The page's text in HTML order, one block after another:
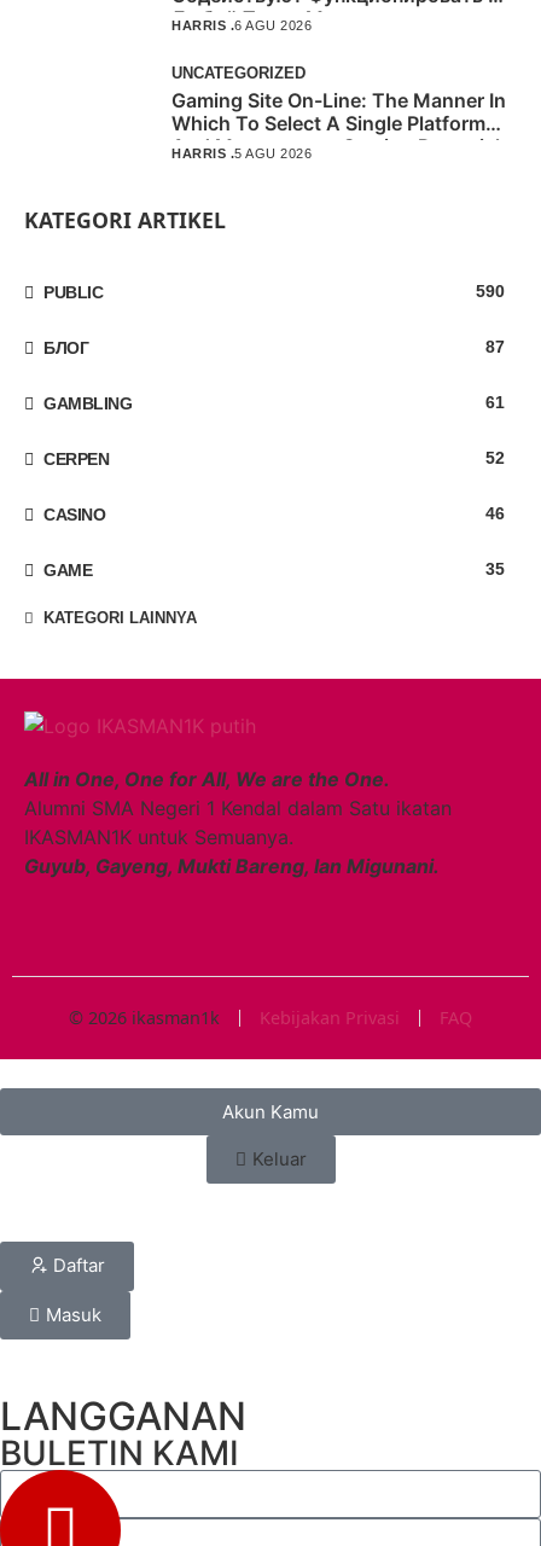
Любой Точки Мира
HARRIS .6 AGU 2026
UNCATEGORIZED
Gaming Site On-Line: The Manner In
Which To Select A Single Platform
And Management Gaming Potential
HARRIS .5 AGU 2026
KATEGORI ARTIKEL
PUBLIC 590
БЛОГ 87
GAMBLING 61
CERPEN 52
CASINO 46
GAME 35
KATEGORI LAINNYA
All in One, One for All, We are the One.
Alumni SMA Negeri 1 Kendal dalam Satu ikatan
IKASMAN1K untuk Semuanya.
Guyub, Gayeng, Mukti Bareng, lan Migunani.
© 2026 ikasman1k Kebijakan Privasi FAQ
Akun Kamu
Keluar
Daftar
Masuk
LANGGANAN
BULETIN KAMI